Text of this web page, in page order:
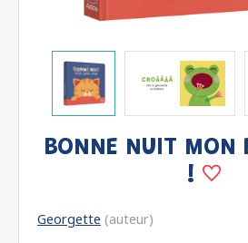
BONNE NUIT MON
!
Georgette (auteur)